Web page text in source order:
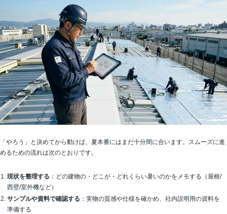
「やろう」と決めてから動けば、夏本番にはまだ十分間に合います。スムーズに進
めるための流れは次のとおりです。
現状を整理する ：どの建物の・どこが・どれくらい暑いのかをメモする（屋根/
西壁/室外機など）
サンプルや資料で確認する ：実物の質感や仕様を確かめ、社内説明用の資料を
準備する